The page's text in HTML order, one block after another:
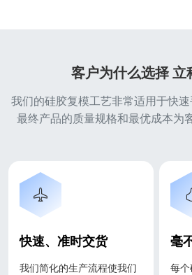
客户为什么选择 立
我们的硅胶复模工艺非常适用于快
最终产品的质量规格和最优成本为
快速、准时交货
我们简化的生产流程使我们
毫
每